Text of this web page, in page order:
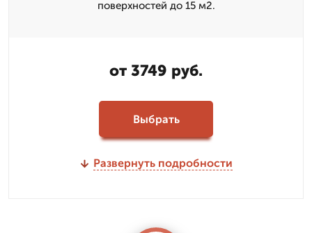
поверхностей до 15 м2.
от 3749 руб.
Выбрать
Развернуть подробности